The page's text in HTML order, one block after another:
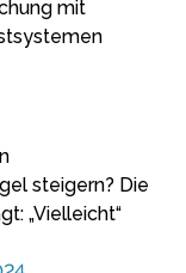
mit
steigern? Die
„Vielleicht“